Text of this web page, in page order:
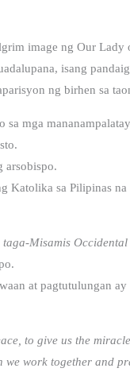
image ng Our
isang
ng birhen sa
mga
arsobispo.
sa Pilipinas na
Misamis
at pagtutulungan
to give us the
we work together and